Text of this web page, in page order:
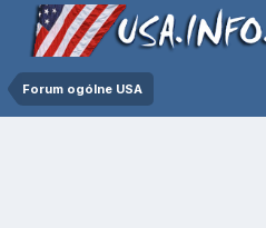
Forum ogólne USA